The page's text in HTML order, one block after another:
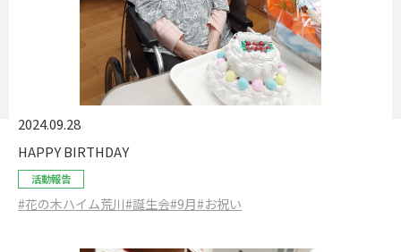
2024.09.28
HAPPY BIRTHDAY
活動報告
#花の木ハイム荒川#誕生会#9月#お祝い